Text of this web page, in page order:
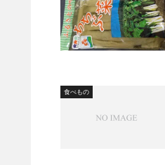
食べもの